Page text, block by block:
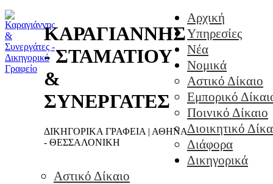
ΚΑΡΑΓΙΑΝΝΗΣ
- ΣΤΑΜΑΤΙΟΥ
&
ΣΥΝΕΡΓΑΤΕΣ
ΔΙΚΗΓΟΡΙΚΑ ΓΡΑΦΕΙΑ | ΑΘΗΝΑ
- ΘΕΣΣΑΛΟΝΙΚΗ
Αρχική
Υπηρεσίες
Νέα
Νομικά
Αστικό Δίκαιο
Εμπορικό
Ποινικό Δίκαιο
Διοικητικό
Διάφορα
Δικηγορικά
Αστικό Δίκαιο